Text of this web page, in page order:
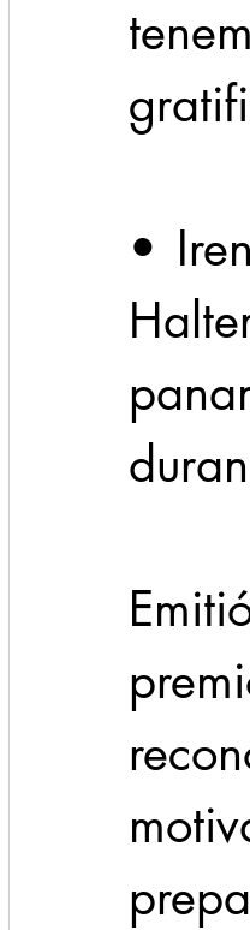
•	Irene Esmeralda Borregos Palacios de